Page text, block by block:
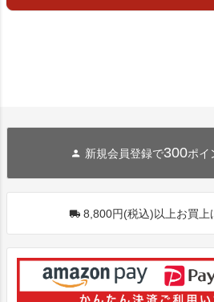
新規会員登録で300ポイ
8,800円(税込)以上お買上